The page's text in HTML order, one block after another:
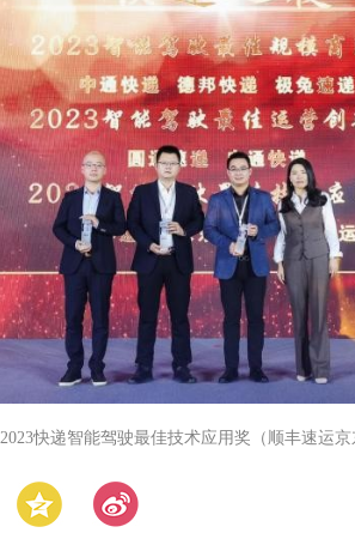
2023快递智能驾驶最佳技术应用奖（顺丰速运京